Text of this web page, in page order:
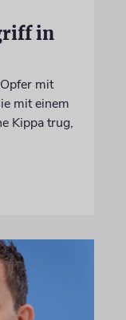
in
mit
mit einem
Kippa trug,